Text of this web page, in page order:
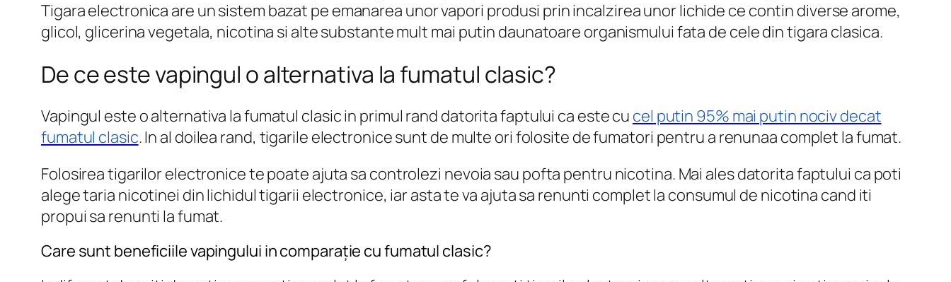
Tigara electronica are un sistem bazat pe emanarea unor vapori produsi prin incalzirea unor lichide ce contin diverse arome,
glicol, glicerina vegetala, nicotina si alte substante mult mai putin daunatoare organismului fata de cele din tigara clasica.
De ce este vapingul o alternativa la fumatul clasic?
Vapingul este o alternativa la fumatul clasic in primul rand datorita faptului ca este cu cel putin 95% mai putin nociv decat
fumatul clasic. In al doilea rand, tigarile electronice sunt de multe ori folosite de fumatori pentru a renunaa complet la fumat.
Folosirea tigarilor electronice te poate ajuta sa controlezi nevoia sau pofta pentru nicotina. Mai ales datorita faptului ca poti
alege taria nicotinei din lichidul tigarii electronice, iar asta te va ajuta sa renunti complet la consumul de nicotina cand iti
propui sa renunti la fumat.
Care sunt beneficiile vapingului in comparație cu fumatul clasic?